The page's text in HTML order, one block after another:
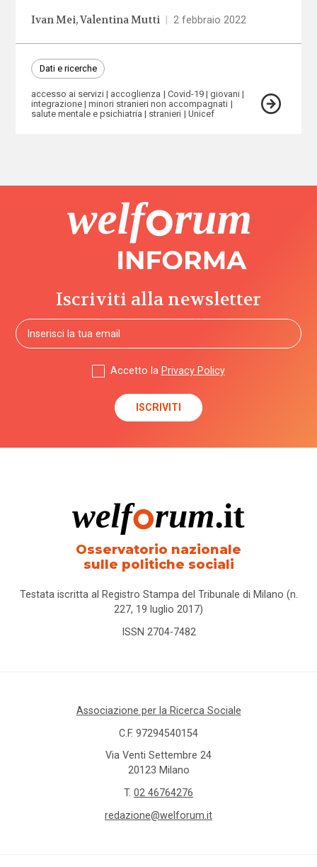
Ivan Mei Valentina Mutti 2 febbraio 2022
Dati e ricerche
accesso ai servizi accoglienza Covid-19
giovani
integrazione
minori stranieri non accompagnati
salute mentale e psichiatria
stranieri Unicef
Iscriviti alla newsletter
Accetto la Privacy Policy
Osservatorio nazionale
sulle politiche sociali
Testata iscritta al Registro Stampa del Tribunale di Milano (n.
227, 19 luglio 2017)
ISSN 2704-7482
Associazione per la Ricerca Sociale
C.F. 97294540154
Via Venti Settembre 24
20123 Milano
T. 02 46764276
redazione@welforum.it